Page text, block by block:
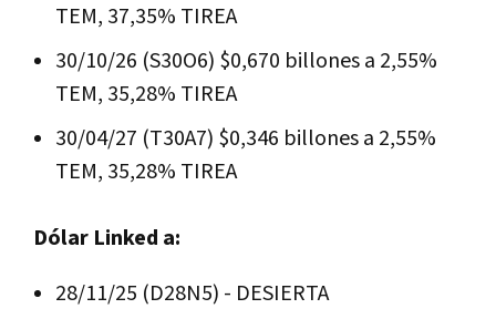
TEM, 37,35% TIREA
30/10/26 (S30O6) $0,670 billones a 2,55%
TEM, 35,28% TIREA
30/04/27 (T30A7) $0,346 billones a 2,55%
TEM, 35,28% TIREA
Dólar Linked a:
28/11/25 (D28N5) - DESIERTA